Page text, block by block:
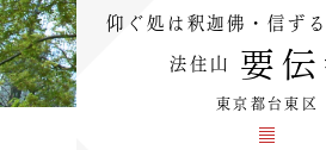
仰ぐ処は釈迦佛・信ず
法住山 要伝
東京都台東区